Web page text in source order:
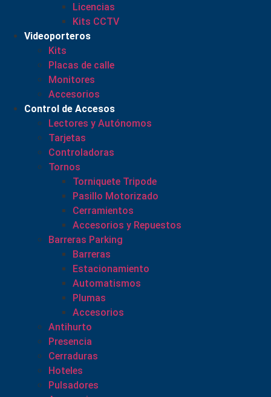
Licencias
Kits CCTV
Videoporteros
Kits
Placas de calle
Monitores
Accesorios
Control de Accesos
Lectores y Autónomos
Tarjetas
Controladoras
Tornos
Torniquete Tripode
Pasillo Motorizado
Cerramientos
Accesorios y Repuestos
Barreras Parking
Barreras
Estacionamiento
Automatismos
Plumas
Accesorios
Antihurto
Presencia
Cerraduras
Hoteles
Pulsadores